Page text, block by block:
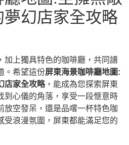
幻店家全攻略
加上獨具特色的咖啡廳，共同譜
。希望這份屏東海景咖啡廳地圖:
店家全攻略，能成為您探索屏東
到心儀的角落，享受一段愜意時
放空發呆，還是品嚐一杯特色咖
受浪漫氛圍，屏東都能滿足您的